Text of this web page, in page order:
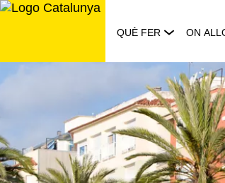
Saltar
QUÈ FER ON